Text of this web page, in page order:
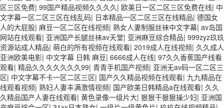
区三区免费| 99国产精品视频久久久久 | 欧美日一区二区三区免费在线| 中
文字幕一区二区三区在线乱码| 日本精品一区二区三区在线精品| 德国女
人的大屁股| 麻豆一区二区在线视频| 熟女人妻制服丝袜中文字幕| av岛国
网站在线观看| 亚洲国产长腿丝袜av天堂| 亚洲麻豆综合精品| 999zyz玖玖
资源站成人精品| 萌白的所有视频在线观看| 2019成人在线视频| 久久成人
亚洲欧美电影| 中文字幕 日韩 麻豆| 6666成人在线| 97久久香蕉国产线看
观看| 精品久久久久久久久99| 青青手机国产视频| 亚洲无av码一区二区三
区| 中文字幕不卡一区二区三区| 国产久久精品视频在线观看| 九九精品在
线观看视频| 熟妇人妻丰满激情视频| 国产欧美日韩精品a在线观看| 久久
久精品国产人妻在线观看| 黄色录像一级片大| 狠狠干狠狠操少妇| 亚洲国